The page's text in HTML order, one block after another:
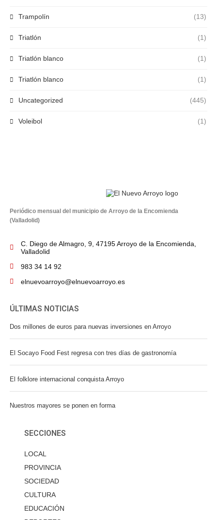
Trampolín (13)
Triatlón (1)
Triatlón blanco (1)
Triatlón blanco (1)
Uncategorized (445)
Voleibol (1)
Periódico mensual del municipio de Arroyo de la Encomienda
(Valladolid)
C. Diego de Almagro, 9, 47195 Arroyo de la Encomienda,
Valladolid
983 34 14 92
elnuevoarroyo@elnuevoarroyo.es
ÚLTIMAS NOTICIAS
Dos millones de euros para nuevas inversiones en Arroyo
El Socayo Food Fest regresa con tres días de gastronomía
El folklore internacional conquista Arroyo
Nuestros mayores se ponen en forma
SECCIONES
LOCAL
PROVINCIA
SOCIEDAD
CULTURA
EDUCACIÓN